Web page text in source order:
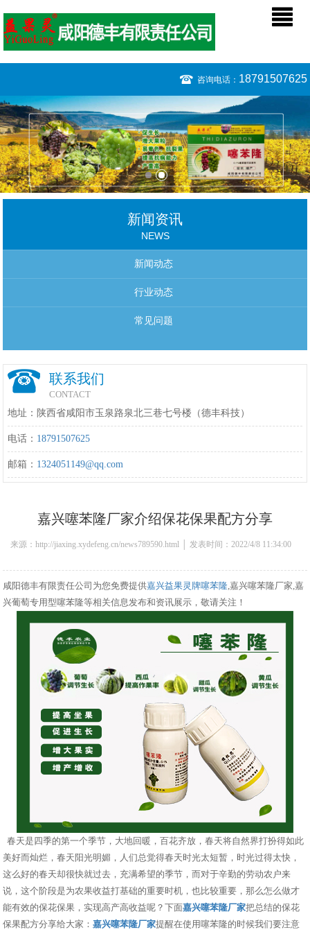
咨询电话： 18791507625
新闻资讯
NEWS
新闻动态
行业动态
常见问题
联系我们
CONTACT
地址：陕西省咸阳市玉泉路泉北三巷七号楼（德丰科技）
电话： 18791507625
邮箱： 1324051149@qq.com
嘉兴噻苯隆厂家介绍保花保果配方分享
来源：http://jiaxing.xydefeng.cn/news789590.html │ 发表时间：2022/4/8 11:34:00
咸阳德丰有限责任公司为您免费提供嘉兴益果灵牌噻苯隆,嘉兴噻苯隆厂家,嘉
兴葡萄专用型噻苯隆等相关信息发布和资讯展示，敬请关注！
春天是四季的第一个季节，大地回暖，百花齐放，春天将自然界打扮得如此
美好而灿烂，春天阳光明媚，人们总觉得春天时光太短暂，时光过得太快，
这么好的春天却很快就过去，充满希望的季节，而对于辛勤的劳动农户来
说，这个阶段是为农果收益打基础的重要时机，也比较重要，那么怎么做才
能有效的保花保果，实现高产高收益呢？下面嘉兴噻苯隆厂家把总结的保花
保果配方分享给大家：嘉兴噻苯隆厂家提醒在使用噻苯隆的时候我们要注意